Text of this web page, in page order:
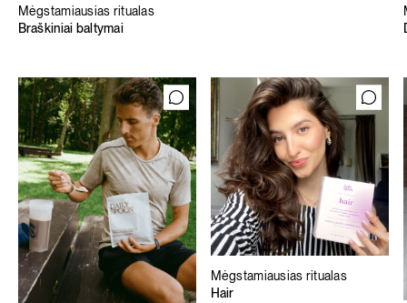
Mėgstamiausias ritualas
Braškiniai baltymai
Mėgstamiausias ritualas
Hair